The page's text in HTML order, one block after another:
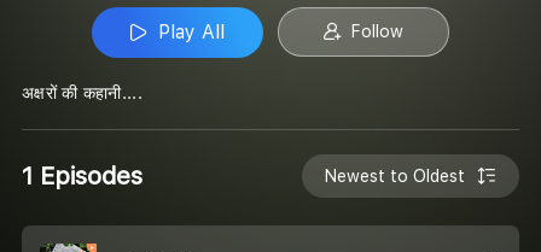
Play All Follow
अक्षरों की कहानी....
1 Episodes Newest to Oldest